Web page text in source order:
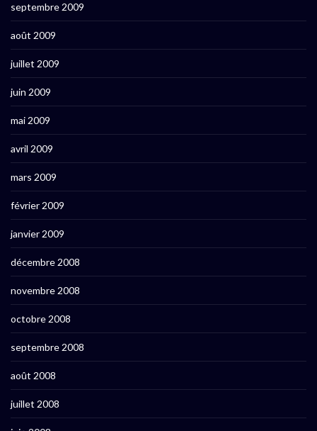
septembre 2009
août 2009
juillet 2009
juin 2009
mai 2009
avril 2009
mars 2009
février 2009
janvier 2009
décembre 2008
novembre 2008
octobre 2008
septembre 2008
août 2008
juillet 2008